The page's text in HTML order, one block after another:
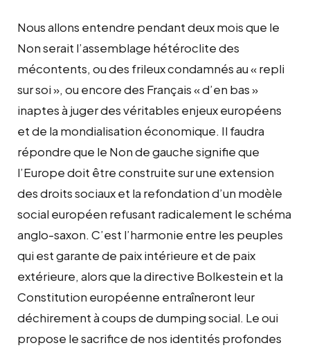
Nous allons entendre pendant deux mois que le
Non serait l’assemblage hétéroclite des
mécontents, ou des frileux condamnés au « repli
sur soi », ou encore des Français « d’en bas »
inaptes à juger des véritables enjeux européens
et de la mondialisation économique. Il faudra
répondre que le Non de gauche signifie que
l’Europe doit être construite sur une extension
des droits sociaux et la refondation d’un modèle
social européen refusant radicalement le schéma
anglo-saxon. C’est l’harmonie entre les peuples
qui est garante de paix intérieure et de paix
extérieure, alors que la directive Bolkestein et la
Constitution européenne entraîneront leur
déchirement à coups de dumping social. Le oui
propose le sacrifice de nos identités profondes